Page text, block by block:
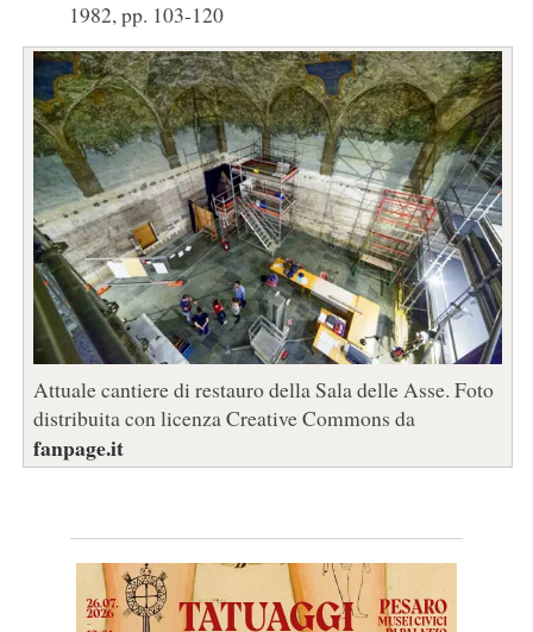
1982, pp. 103-120
Attuale cantiere di restauro della Sala delle Asse. Foto
distribuita con licenza Creative Commons da
fanpage.it